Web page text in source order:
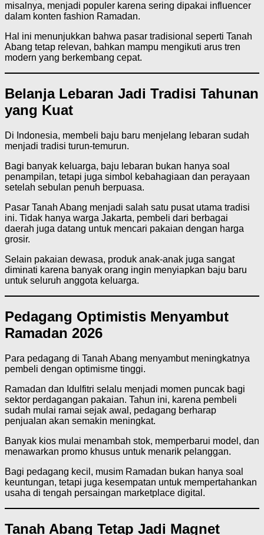
misalnya, menjadi populer karena sering dipakai influencer
dalam konten fashion Ramadan.
Hal ini menunjukkan bahwa pasar tradisional seperti Tanah
Abang tetap relevan, bahkan mampu mengikuti arus tren
modern yang berkembang cepat.
Belanja Lebaran Jadi Tradisi Tahunan
yang Kuat
Di Indonesia, membeli baju baru menjelang lebaran sudah
menjadi tradisi turun-temurun.
Bagi banyak keluarga, baju lebaran bukan hanya soal
penampilan, tetapi juga simbol kebahagiaan dan perayaan
setelah sebulan penuh berpuasa.
Pasar Tanah Abang menjadi salah satu pusat utama tradisi
ini. Tidak hanya warga Jakarta, pembeli dari berbagai
daerah juga datang untuk mencari pakaian dengan harga
grosir.
Selain pakaian dewasa, produk anak-anak juga sangat
diminati karena banyak orang ingin menyiapkan baju baru
untuk seluruh anggota keluarga.
Pedagang Optimistis Menyambut
Ramadan 2026
Para pedagang di Tanah Abang menyambut meningkatnya
pembeli dengan optimisme tinggi.
Ramadan dan Idulfitri selalu menjadi momen puncak bagi
sektor perdagangan pakaian. Tahun ini, karena pembeli
sudah mulai ramai sejak awal, pedagang berharap
penjualan akan semakin meningkat.
Banyak kios mulai menambah stok, memperbarui model, dan
menawarkan promo khusus untuk menarik pelanggan.
Bagi pedagang kecil, musim Ramadan bukan hanya soal
keuntungan, tetapi juga kesempatan untuk mempertahankan
usaha di tengah persaingan marketplace digital.
Tanah Abang Tetap Jadi Magnet